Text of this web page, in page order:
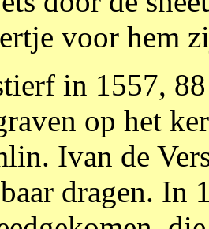
voor hem
in 1557,
op het
Ivan de
dragen. In